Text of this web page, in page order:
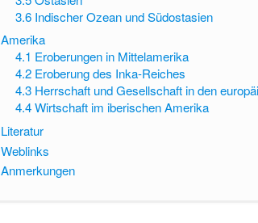
3.6 Indischer Ozean und Südostasien
Amerika
4.1 Eroberungen in Mittelamerika
4.2 Eroberung des Inka-Reiches
4.3 Herrschaft und Gesellschaft in den
4.4 Wirtschaft im iberischen Amerika
Literatur
Weblinks
Anmerkungen